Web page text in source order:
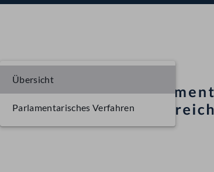
Übersicht
Parlamentarisches Verfahren